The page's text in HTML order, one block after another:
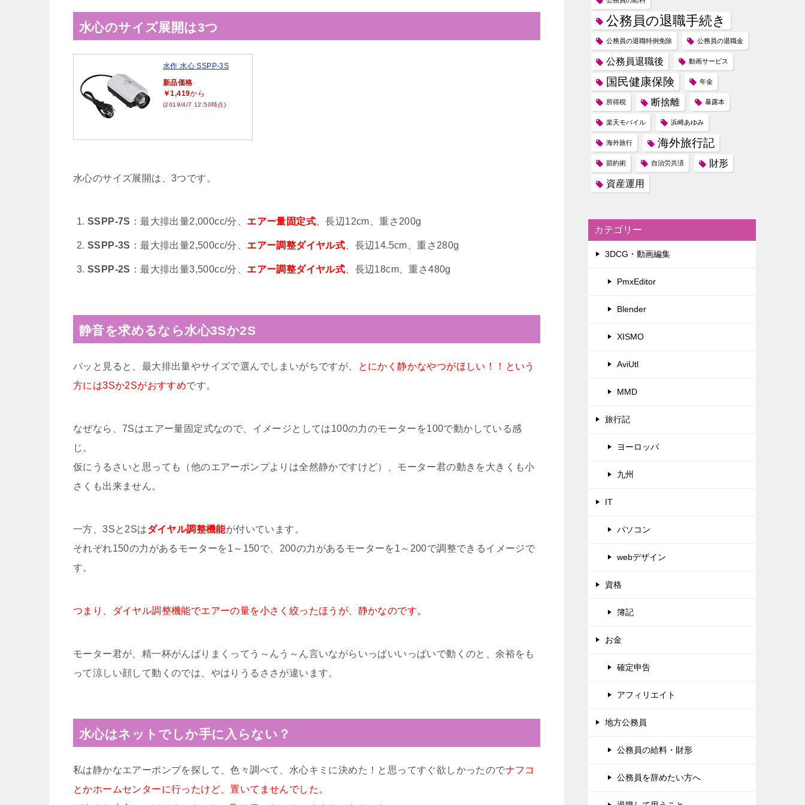
水心のサイズ展開は3つ
水作 水心 SSPP-3S
新品価格
￥1,419から
(2019/4/7 12:50時点)
水心のサイズ展開は、3つです。
SSPP-7S ：最大排出量2,000cc/分、 エアー量固定式 、長辺12cm、重さ200g
SSPP-3S ：最大排出量2,500cc/分、 エアー調整ダイヤル式 、長辺14.5cm、重さ280g
SSPP-2S ：最大排出量3,500cc/分、 エアー調整ダイヤル式 、長辺18cm、重さ480g
静音を求めるなら水心3Sか2S
パッと見ると、最大排出量やサイズで選んでしまいがちですが、
とにかく静かなやつがほしい！！という
方には3Sか2Sがおすすめです。
なぜなら、7Sはエアー量固定式なので、イメージとしては100の力のモーターを100で動かしている感
じ。
仮にうるさいと思っても（他のエアーポンプよりは全然静かですけど）、モーター君の動きを大きくも小
さくも出来ません。
一方、3Sと2Sはダイヤル調整機能が付いています。
それぞれ150の力があるモーターを1～150で、200の力があるモーターを1～200で調整できるイメージで
す。
つまり、ダイヤル調整機能でエアーの量を小さく絞ったほうが、静かなのです。
モーター君が、精一杯がんばりまくってう～んう～ん言いながらいっぱいいっぱいで動くのと、余裕をも
って涼しい顔して動くのでは、やはりうるささが違います。
水心はネットでしか手に入らない？
私は静かなエアーポンプを探して、色々調べて、水心キミに決めた！と思ってすぐ欲しかったのでナフコ
とかホームセンターに行ったけど、置いてませんでした。
公務員の退職手続き
公務員の退職特例免除 公務員の退職金
公務員退職後 動画サービス
国民健康保険 年金
所得税 断捨離 暴露本
楽天モバイル 浜崎あゆみ
海外旅行 海外旅行記
節約術 自治労共済
財形
資産運用
カテゴリー
3DCG・動画編集
PmxEditor
Blender
XISMO
AviUtl
MMD
旅行記
ヨーロッパ
九州
IT
パソコン
webデザイン
資格
簿記
お金
確定申告
アフィリエイト
地方公務員
公務員の給料・財形
公務員を辞めたい方へ